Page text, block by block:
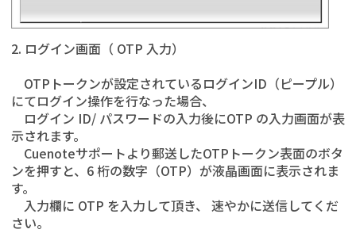
2. ログイン画面（ OTP 入力）
OTPトークンが設定されているログインID（ピープル）
にてログイン操作を行なった場合、
ログイン ID/ パスワードの入力後にOTP の入力画面が表
示されます。
Cuenoteサポートより郵送したOTPトークン表面のボタ
ンを押すと、6 桁の数字（OTP）が液晶画面に表示されま
す。
入力欄に OTP を入力して頂き、 速やかに送信してくだ
さい。